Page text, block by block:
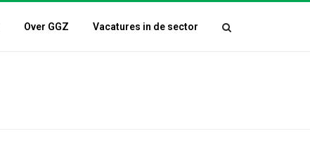
Over GGZ Vacatures in de sector